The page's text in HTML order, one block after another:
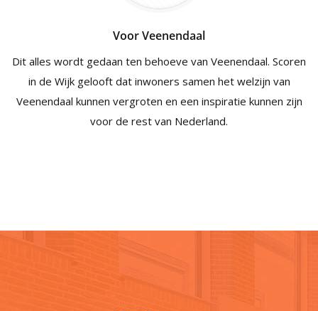
Voor Veenendaal
Dit alles wordt gedaan ten behoeve van Veenendaal. Scoren
in de Wijk gelooft dat inwoners samen het welzijn van
Veenendaal kunnen vergroten en een inspiratie kunnen zijn
voor de rest van Nederland.